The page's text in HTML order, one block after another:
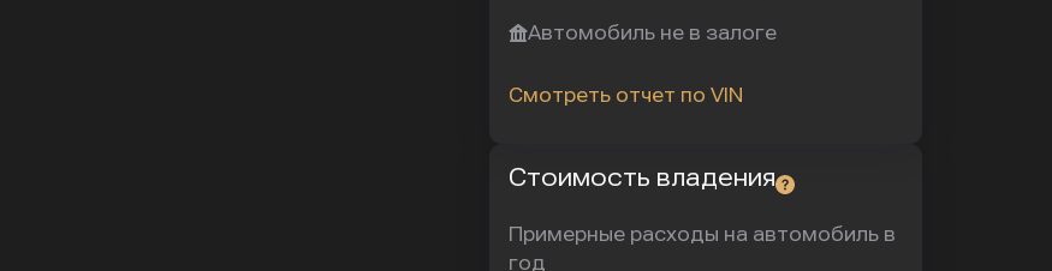
Автомобиль не в залоге
Смотреть отчет по VIN
Стоимость владения
Примерные расходы на автомобиль в
год